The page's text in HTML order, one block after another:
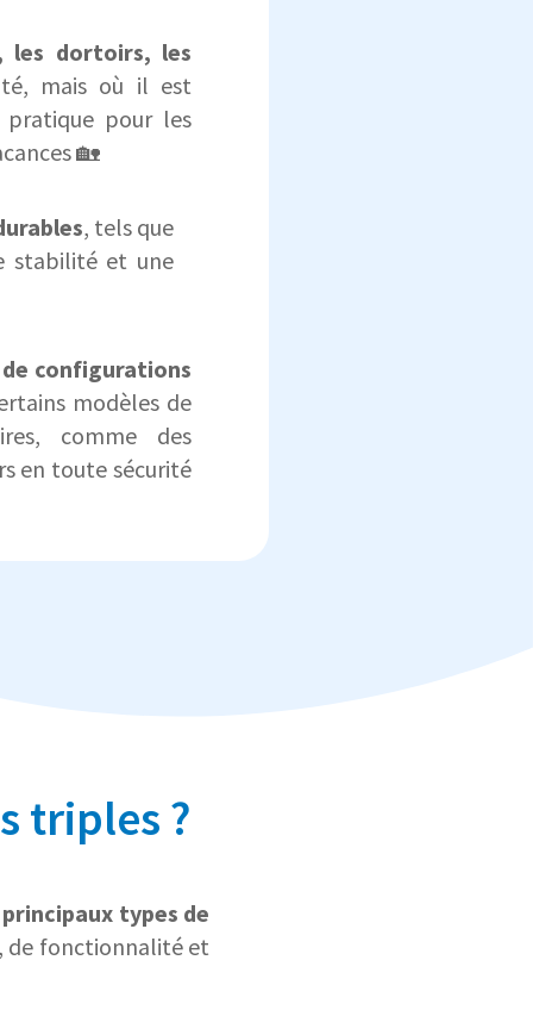
les dortoirs, les
mais où il est
pratique pour les
🏡
, tels que
stabilité et une
configurations
modèles de
comme des
en toute sécurité
triples ?
types de
de fonctionnalité et